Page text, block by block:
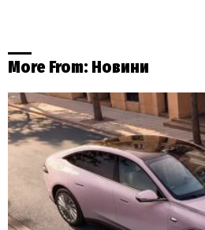
More From: Новини